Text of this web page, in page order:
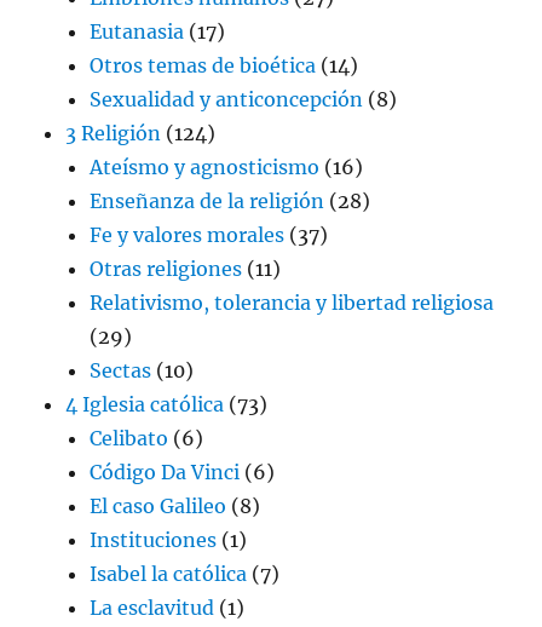
Eutanasia (17)
Otros temas de bioética (14)
Sexualidad y anticoncepción (8)
3 Religión (124)
Ateísmo y agnosticismo (16)
Enseñanza de la religión (28)
Fe y valores morales (37)
Otras religiones (11)
Relativismo, tolerancia y libertad religiosa
(29)
Sectas (10)
4 Iglesia católica (73)
Celibato (6)
Código Da Vinci (6)
El caso Galileo (8)
Instituciones (1)
Isabel la católica (7)
La esclavitud (1)